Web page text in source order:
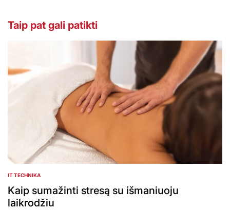
Taip pat gali patikti
POSTED
IN
IT TECHNIKA
Kaip sumažinti stresą su išmaniuoju
laikrodžiu